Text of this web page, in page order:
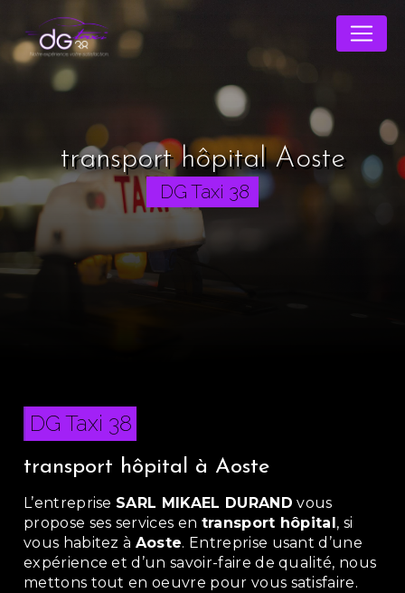
transport hôpital Aoste
DG Taxi 38
DG Taxi 38
transport hôpital à Aoste
L’entreprise SARL MIKAEL DURAND vous
propose ses services en transport hôpital, si
vous habitez à Aoste. Entreprise usant d’une
expérience et d’un savoir-faire de qualité, nous
mettons tout en oeuvre pour vous satisfaire.
Panneau de gestion des cookies